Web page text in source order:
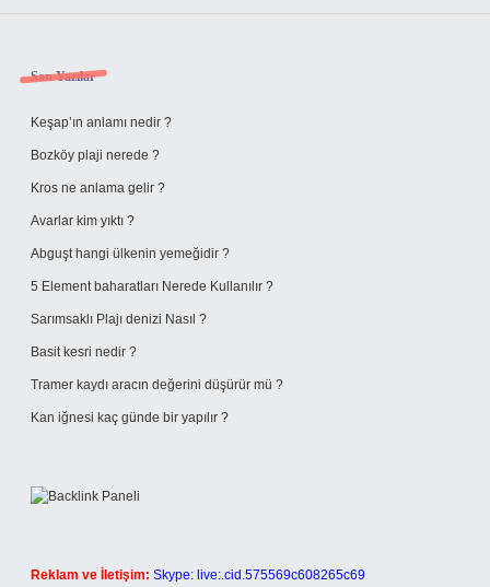
Sidebar
Son Yazılar
Keşap’ın anlamı nedir ?
Bozköy plaji nerede ?
Kros ne anlama gelir ?
Avarlar kim yıktı ?
Abguşt hangi ülkenin yemeğidir ?
5 Element baharatları Nerede Kullanılır ?
Sarımsaklı Plajı denizi Nasıl ?
Basit kesri nedir ?
Tramer kaydı aracın değerini düşürür mü ?
Kan iğnesi kaç günde bir yapılır ?
Reklam ve İletişim: Skype: live:.cid.575569c608265c69